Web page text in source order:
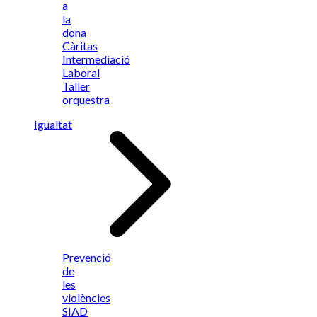
a
la
dona
Càritas
Intermediació
Laboral
Taller
orquestra
Igualtat
Prevenció
de
les
violències
SIAD